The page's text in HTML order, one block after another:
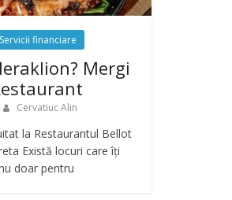
Servicii financiare
Mergi
Cervatiuc Alin
la Restaurantul Bellot
Există locuri care îți
doar pentru